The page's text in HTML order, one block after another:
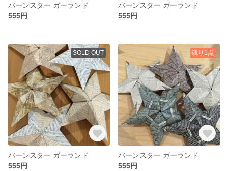
バーンスター ガーランド
555円
バーンスター ガーランド
555円
SOLD OUT
バーンスター ガーランド
555円
残り1点
バーンスター ガーランド
555円